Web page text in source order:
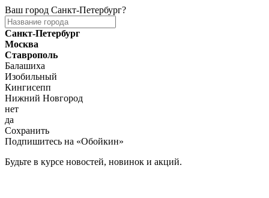
Ваш город Санкт-Петербург?
Санкт-Петербург
Москва
Ставрополь
Балашиха
Изобильный
Кингисепп
Нижний Новгород
нет
да
Сохранить
Подпишитесь на «Обойкин»
Будьте в курсе новостей, новинок и акций.